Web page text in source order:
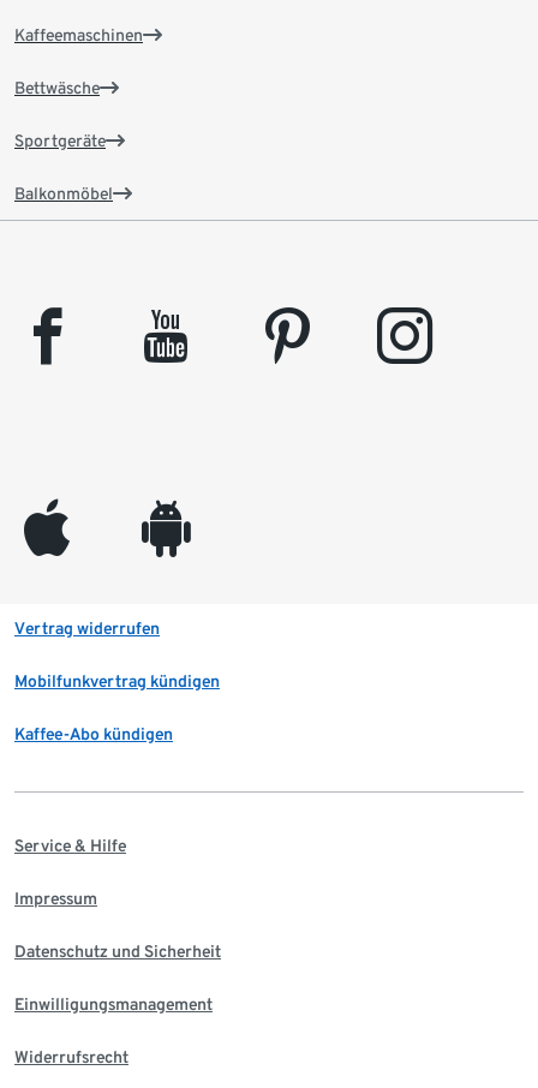
Kaffeemaschinen
Bettwäsche
Sportgeräte
Balkonmöbel
facebook youtube pinterest instagram
appleinc android
Vertrag widerrufen
Mobilfunkvertrag kündigen
Kaffee-Abo kündigen
Service & Hilfe
Impressum
Datenschutz und Sicherheit
Einwilligungsmanagement
Widerrufsrecht